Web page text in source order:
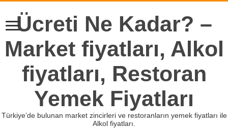
Ücreti Ne Kadar? –
Market fiyatları, Alkol
fiyatları, Restoran
Yemek Fiyatları
Türkiye’de bulunan market zincirleri ve restoranların yemek fiyatları ile
Alkol fiyatları.